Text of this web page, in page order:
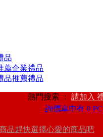
品
業禮品
推薦禮品
熱門搜索 ： 請加入
詢價車中有 0
品趕快選擇心愛的商品吧